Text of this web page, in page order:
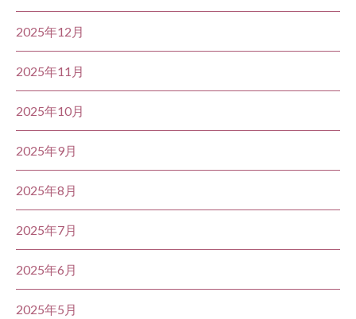
2025年12月
2025年11月
2025年10月
2025年9月
2025年8月
2025年7月
2025年6月
2025年5月